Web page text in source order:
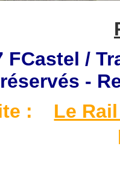
FCastel /
-
:
Le